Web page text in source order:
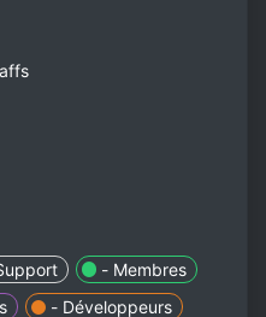
- Membres
- Développeurs